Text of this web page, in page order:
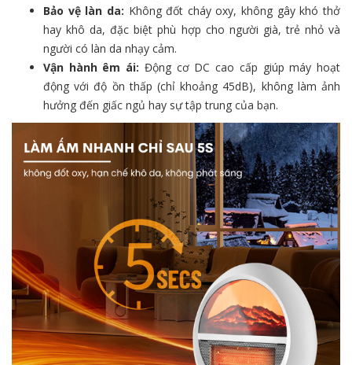
Bảo vệ làn da: Không đốt cháy oxy, không gây khó thở
hay khô da, đặc biệt phù hợp cho người già, trẻ nhỏ và
người có làn da nhạy cảm.
Vận hành êm ái: Động cơ DC cao cấp giúp máy hoạt
động với độ ồn thấp (chỉ khoảng 45dB), không làm ảnh
hưởng đến giấc ngủ hay sự tập trung của bạn.